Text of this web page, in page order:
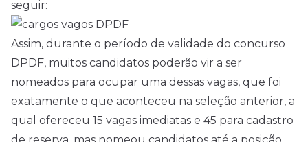
seguir:
Assim, durante o período de validade do concurso
DPDF, muitos candidatos poderão vir a ser
nomeados para ocupar uma dessas vagas, que foi
exatamente o que aconteceu na seleção anterior, a
qual ofereceu 15 vagas imediatas e 45 para cadastro